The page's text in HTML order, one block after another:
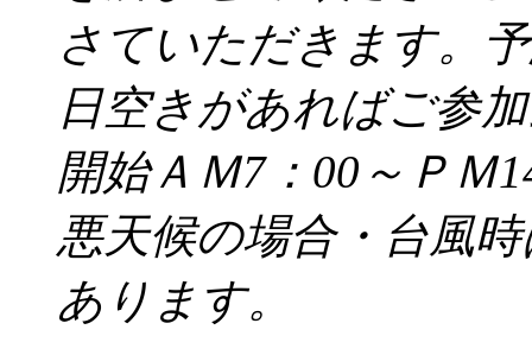
さていただきます。
日空きがあればご参
開始ＡＭ7：00～ＰＭ
悪天候の場合・台風
あります。